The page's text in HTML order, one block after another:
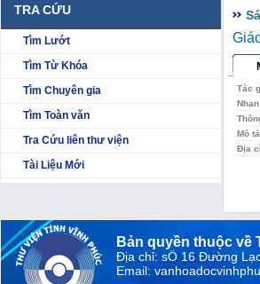
TRA CỨU
Tìm Lướt
Tìm Từ Khóa
Tìm Chuyên gia
Tìm Toàn văn
Tra Cứu liên thư viện
Tài Liệu Mới
Tác
Mô
Địa
Bản quyền thuộc về
Địa chỉ: sỐ 16 Đường
Email: